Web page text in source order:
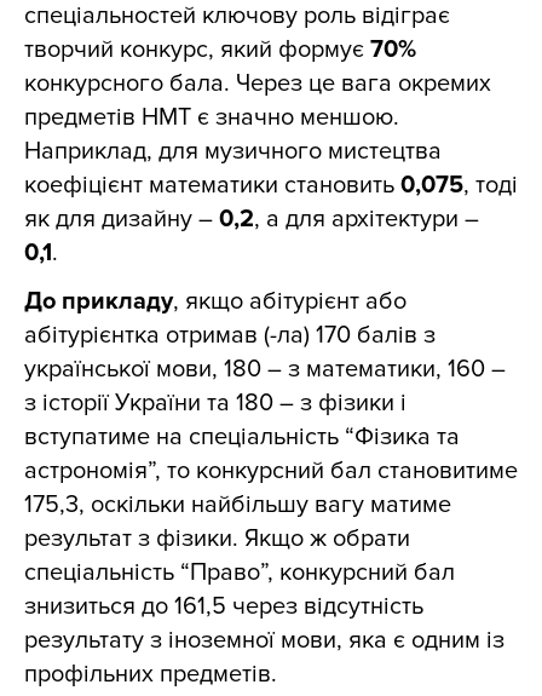
спеціальностей ключову роль відіграє
творчий конкурс, який формує 70%
конкурсного бала. Через це вага окремих
предметів НМТ є значно меншою.
Наприклад, для музичного мистецтва
коефіцієнт математики становить 0,075, тоді
як для дизайну – 0,2, а для архітектури –
0,1.
До прикладу, якщо абітурієнт або
абітурієнтка отримав (-ла) 170 балів з
української мови, 180 – з математики, 160 –
з історії України та 180 – з фізики і
вступатиме на спеціальність “Фізика та
астрономія”, то конкурсний бал становитиме
175,3, оскільки найбільшу вагу матиме
результат з фізики. Якщо ж обрати
спеціальність “Право”, конкурсний бал
знизиться до 161,5 через відсутність
результату з іноземної мови, яка є одним із
профільних предметів.